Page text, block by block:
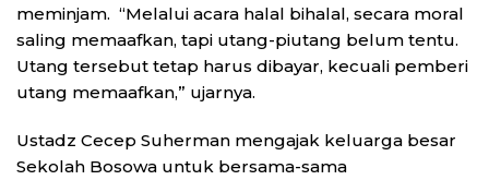
meminjam. “Melalui acara halal bihalal, secara moral
saling memaafkan, tapi utang-piutang belum tentu.
Utang tersebut tetap harus dibayar, kecuali pemberi
utang memaafkan,” ujarnya.
Ustadz Cecep Suherman mengajak keluarga besar
Sekolah Bosowa untuk bersama-sama